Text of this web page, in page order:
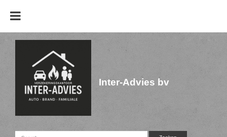
Inter-Advies bv